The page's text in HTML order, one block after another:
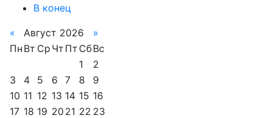
В конец
« Август 2026
»
Пн Вт Ср Чт Пт СбВс
1
2
3
4 5 6 7 8
9
10 11 12 13 14 15 16
17 18 19 20 21 22 23